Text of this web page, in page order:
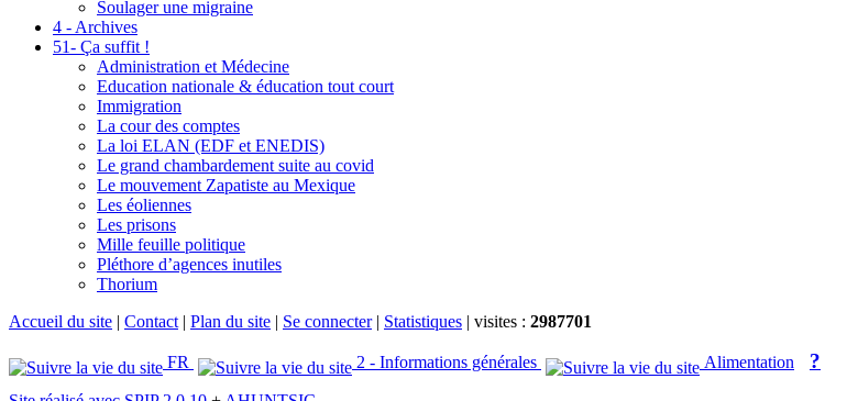
Soulager une migraine
4 - Archives
51- Ça suffit !
Administration et Médecine
Education nationale & éducation tout court
Immigration
La cour des comptes
La loi ELAN (EDF et ENEDIS)
Le grand chambardement suite au covid
Le mouvement Zapatiste au Mexique
Les éoliennes
Les prisons
Mille feuille politique
Pléthore d’agences inutiles
Thorium
Accueil du site | Contact | Plan du site | Se connecter| Statistiques | visites : 2987701
FR 2 - Informations générales Alimentation ?